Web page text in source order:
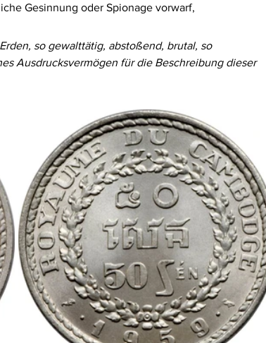
Gesinnung oder Spionage vorwarf,
so gewalttätig, abstoßend, brutal, so
Ausdrucksvermögen für die Beschreibung dieser